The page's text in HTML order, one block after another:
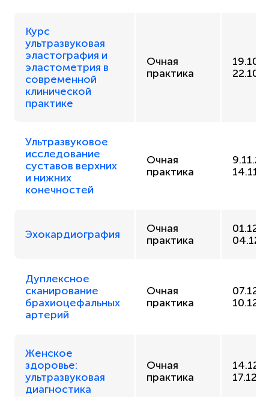
Курс
ультразвуковая
эластография и
эластометрия в
современной
клинической
практике
Очная
практика
Ультразвуковое
исследование
суставов верхних
и нижних
конечностей
Очная
практика
Эхокардиография
Очная
практика
Дуплексное
сканирование
брахиоцефальных
артерий
Очная
практика
Женское
здоровье:
ультразвуковая
диагностика
Очная
практика